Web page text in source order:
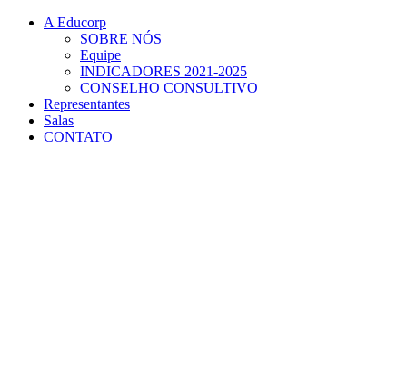
Conteúdo principal
A Educorp
SOBRE NÓS
Equipe
INDICADORES 2021-2025
CONSELHO CONSULTIVO
Representantes
Salas
CONTATO